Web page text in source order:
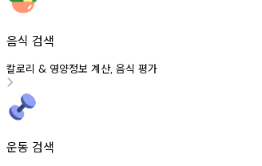
음식 검색
칼로리 & 영양정보 계산, 음식 평가
운동 검색